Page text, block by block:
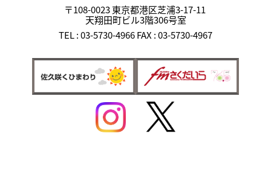
〒108-0023 東京都港区芝浦3-17-11
天翔田町ビル3階306号室
TEL : 03-5730-4966 FAX : 03-5730-4967